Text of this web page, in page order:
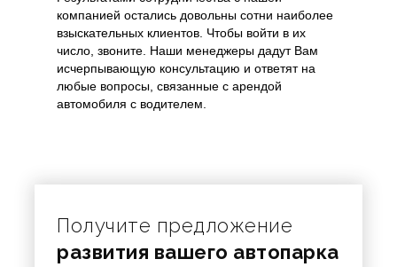
компанией остались довольны сотни наиболее
взыскательных клиентов. Чтобы войти в их
число, звоните. Наши менеджеры дадут Вам
исчерпывающую консультацию и ответят на
любые вопросы, связанные с арендой
автомобиля с водителем.
Получите предложение
развития вашего автопарка